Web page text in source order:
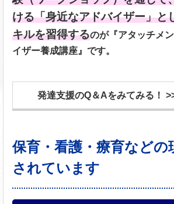
ける「身近なアドバイザー」と
キルを習得するのが『アタッチメ
イザー養成講座』です。
発達支援のQ＆Aをみてみる！
保育・看護・療育などの
されています